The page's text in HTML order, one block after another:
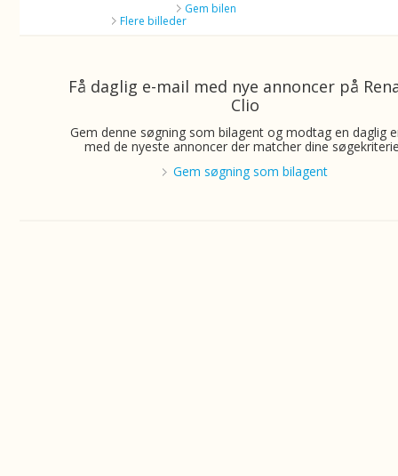
Gem bilen
Flere billeder
Få daglig e-mail med nye annoncer på
Clio
Gem denne søgning som bilagent og modtag en daglig
med de nyeste annoncer der matcher dine
Gem søgning som bilagent